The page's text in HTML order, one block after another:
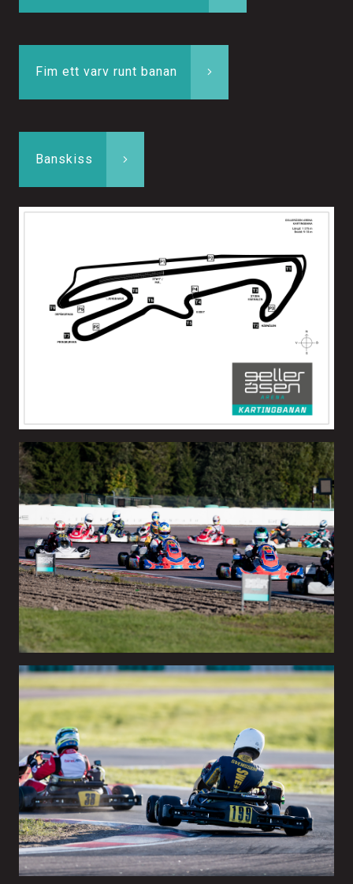
Fim ett varv runt banan
Banskiss